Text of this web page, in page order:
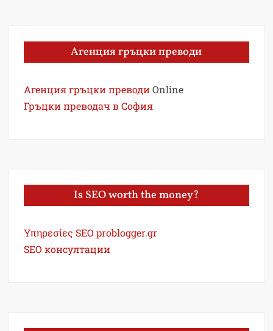
Агенция гръцки преводи
Агенция гръцки преводи Online
Гръцки преводач в София
Is SEO worth the money?
Υπηρεσίες SEO problogger.gr
SEO консултации